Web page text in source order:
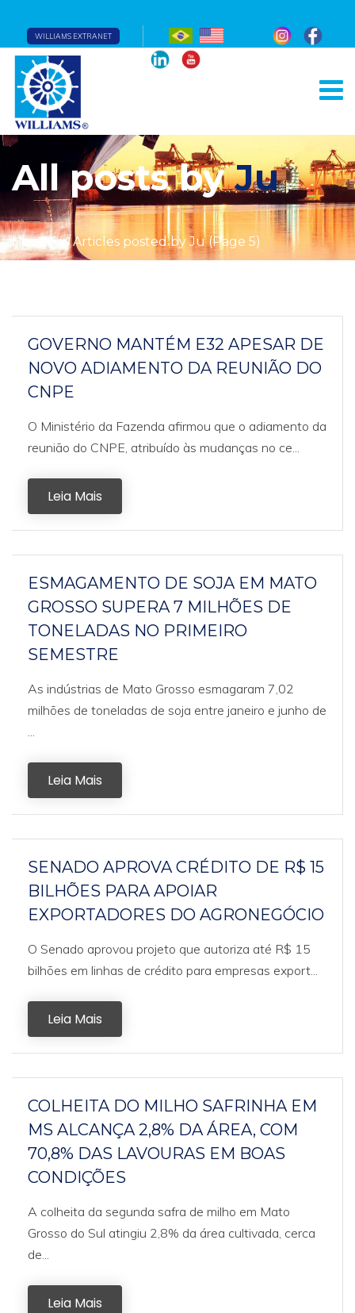
WILLIAMS EXTRANET
All posts byJu
Home Articles posted by Ju(Page 5)
GOVERNO MANTÉM E32 APESAR DE
NOVO ADIAMENTO DA REUNIÃO DO
CNPE
O Ministério da Fazenda afirmou que o adiamento da
reunião do CNPE, atribuído às mudanças no ce...
Leia Mais
ESMAGAMENTO DE SOJA EM MATO
GROSSO SUPERA 7 MILHÕES DE
TONELADAS NO PRIMEIRO
SEMESTRE
As indústrias de Mato Grosso esmagaram 7,02
milhões de toneladas de soja entre janeiro e junho de
...
Leia Mais
SENADO APROVA CRÉDITO DE R$ 15
BILHÕES PARA APOIAR
EXPORTADORES DO AGRONEGÓCIO
O Senado aprovou projeto que autoriza até R$ 15
bilhões em linhas de crédito para empresas export...
Leia Mais
COLHEITA DO MILHO SAFRINHA EM
MS ALCANÇA 2,8% DA ÁREA, COM
70,8% DAS LAVOURAS EM BOAS
CONDIÇÕES
A colheita da segunda safra de milho em Mato
Grosso do Sul atingiu 2,8% da área cultivada, cerca
de...
Leia Mais